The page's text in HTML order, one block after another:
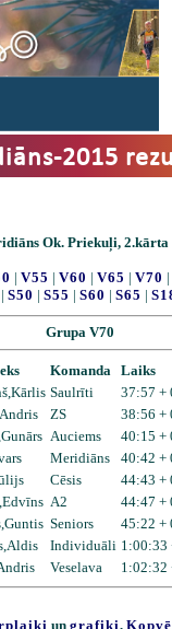
2015
Ok. Priekuļi, 2.kārta
| V55 | V60 | V65 | V70 |
| S50 | S55 | S60 | S65 |
Grupa V70
Komanda
Laiks
Saulrīti
37:57 +
ZS
38:56 +
Auciems
40:15 +
Meridiāns
40:42 +
Cēsis
44:43 +
A2
44:47 +
Seniors
45:22 +
Individuāli 1:00:33
Veselava 1:02:32
un grafiki,